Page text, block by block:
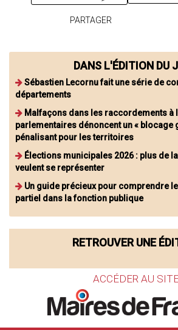
PARTAGER
DANS L'ÉDITION DU
Sébastien Lecornu fait une série de
départements
Malfaçons dans les raccordements à
parlementaires dénoncent un « blocage
pénalisant pour les territoires
Élections municipales 2026 : plus de
veulent se représenter
Un guide précieux pour comprendre
partiel dans la fonction publique
RETROUVER UNE
ACCÉDER AU